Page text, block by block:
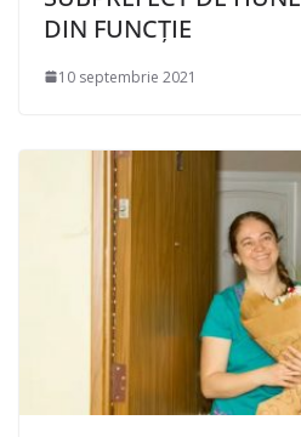
DIN FUNCȚIE
10 septembrie 2021